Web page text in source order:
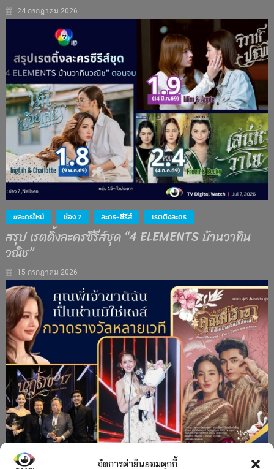
จัดการคำยินยอมคุกกี้
24 กรกฎาคม 2026
#ละครใหม่ ช่อง 7 ละคร-ซีรีส์ เรตติงละคร
สรุป เรตติ้งละครซีรีส์ชุด “4 ELEMENTS บ้านวาทิน
วณิช”
15 กรกฎาคม 2026